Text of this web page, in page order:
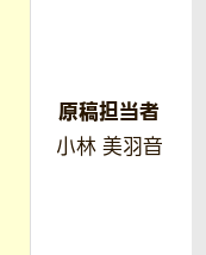
原稿担当者
小林 美羽音